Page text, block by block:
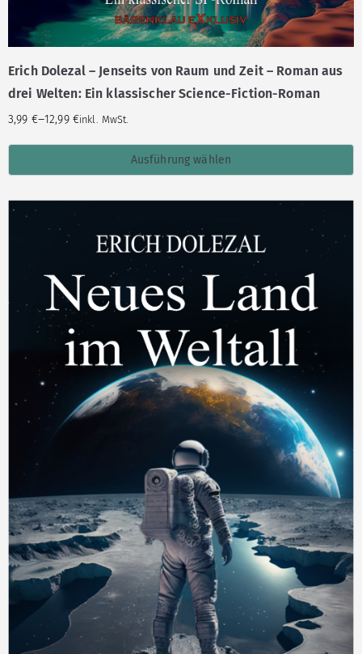
Erich Dolezal – Jenseits von Raum und Zeit – Roman aus
drei Welten: Ein klassischer Science-Fiction-Roman
3,99 €–12,99 €inkl. MwSt.
Ausführung wählen